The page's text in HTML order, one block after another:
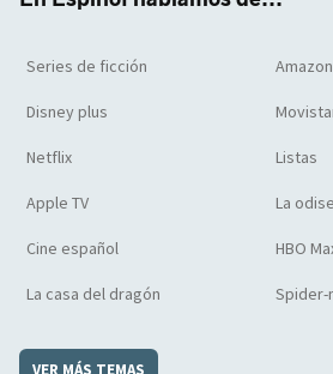
Series de ficción
Disney plus
Netflix Listas
Apple TV La
Cine español HBO
La casa del dragón Spider-